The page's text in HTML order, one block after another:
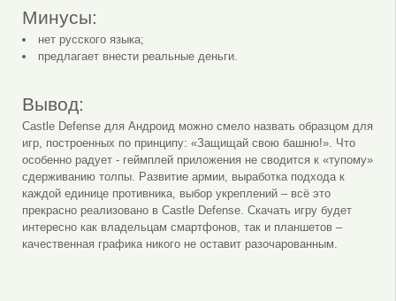
Минусы:
нет русского языка;
предлагает внести реальные деньги.
Вывод:
Castle Defense для Андроид можно смело назвать образцом для
игр, построенных по принципу: «Защищай свою башню!». Что
особенно радует - геймплей приложения не сводится к «тупому»
сдерживанию толпы. Развитие армии, выработка подхода к
каждой единице противника, выбор укреплений – всё это
прекрасно реализовано в Castle Defense. Скачать игру будет
интересно как владельцам смартфонов, так и планшетов –
качественная графика никого не оставит разочарованным.